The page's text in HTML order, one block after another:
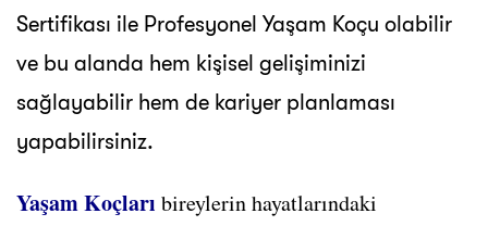
Sertifikası ile Profesyonel Yaşam Koçu olabilir
ve bu alanda hem kişisel gelişiminizi
sağlayabilir hem de kariyer planlaması
yapabilirsiniz.
Yaşam Koçları bireylerin hayatlarındaki